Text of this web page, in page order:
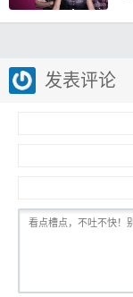
发表评论